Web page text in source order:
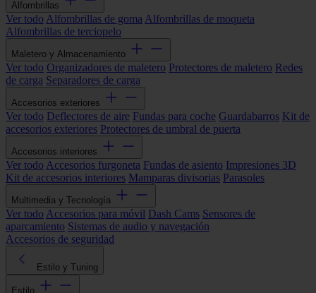
Alfombrillas
Ver todo Alfombrillas de goma Alfombrillas de moqueta
Alfombrillas de terciopelo
Maletero y Almacenamiento
Ver todo Organizadores de maletero Protectores de maletero Redes
de carga Separadores de carga
Accesorios exteriores
Ver todo Deflectores de aire Fundas para coche Guardabarros Kit de
accesorios exteriores Protectores de umbral de puerta
Accesorios interiores
Ver todo Accesorios furgoneta Fundas de asiento Impresiones 3D
Kit de accesorios interiores Mamparas divisorias Parasoles
Multimedia y Tecnología
Ver todo Accesorios para móvil Dash Cams Sensores de
aparcamiento Sistemas de audio y navegación
Accesorios de seguridad
Estilo y Tuning
Estilo